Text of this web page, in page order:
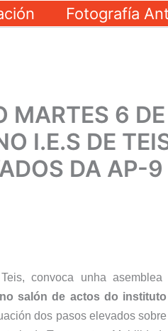
Fotografía
MARTES 6
I.E.S DE
DA AP-9
Teis,convoca unha
salón de actos do
dos pasos elevados